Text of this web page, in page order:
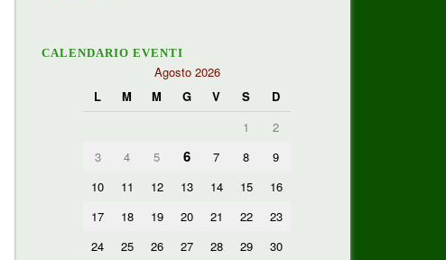
CALENDARIO EVENTI
Agosto 2026
L
M M G V S
D
1
2
3
4 5 6 7 8
9
10
11 12 13 14 15
16
17
18 19 20 21 22
23
24
25 26 27 28 29
30